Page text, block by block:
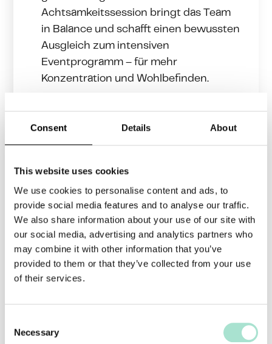
Consent Details About
This website uses cookies
We use cookies to personalise content and ads, to
provide social media features and to analyse our traffic.
We also share information about your use of our site with
our social media, advertising and analytics partners who
may combine it with other information that you’ve
provided to them or that they’ve collected from your use
of their services.
Necessary
Achtsamkeitssession bringt das Team
in Balance und schafft einen bewussten
Ausgleich zum intensiven
Eventprogramm – für mehr
Konzentration und Wohlbefinden.
Mit abwechslungsreichen Indoor-
Aktivitäten gestalten Sie Ihr Teamevent
Erlebnisreiche
Aktivitäten unter freiem
Himmel
Viele Hotels bieten Außenbereiche, die
Freieneignen. Direkt auf dem
gemeinsam Herausforderungen meistern,